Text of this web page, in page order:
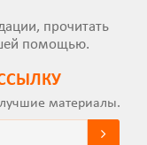
прочитать
помощью.
материалы.